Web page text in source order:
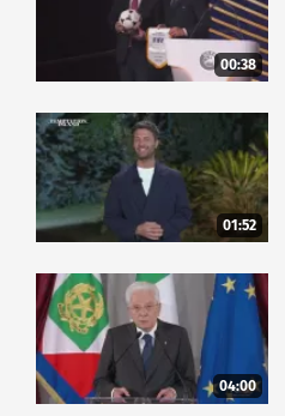
00:38
01:52
04:00